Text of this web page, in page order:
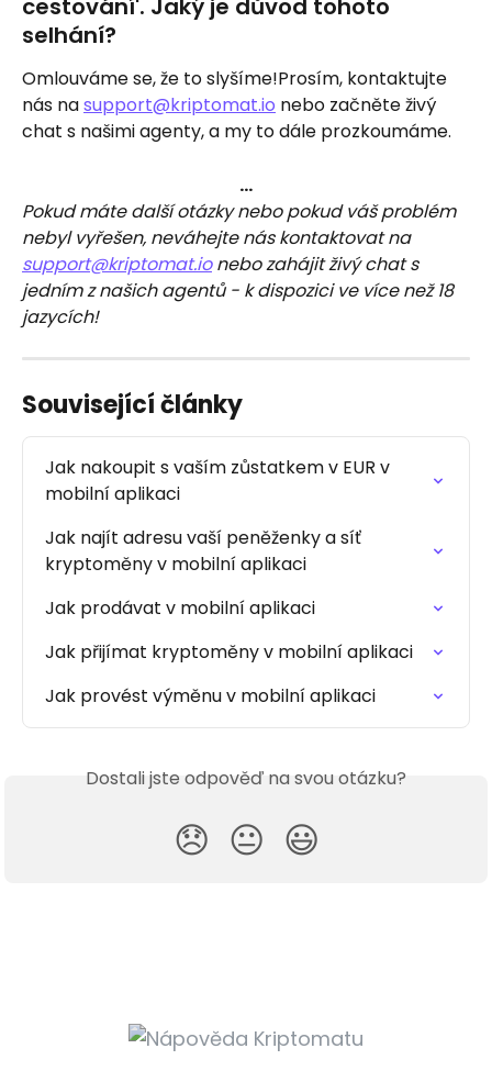
cestování'. Jaký je důvod tohoto
selhání?
Omlouváme se, že to slyšíme!Prosím, kontaktujte
nás na support@kriptomat.io nebo začněte živý
chat s našimi agenty, a my to dále prozkoumáme.
…
Pokud máte další otázky nebo pokud váš problém
nebyl vyřešen, neváhejte nás kontaktovat na
support@kriptomat.io nebo zahájit živý chat s
jedním z našich agentů - k dispozici ve více než 18
jazycích!
Související články
Jak nakoupit s vaším zůstatkem v EUR v
mobilní aplikaci
Jak najít adresu vaší peněženky a síť
kryptoměny v mobilní aplikaci
Jak prodávat v mobilní aplikaci
Jak přijímat kryptoměny v mobilní aplikaci
Jak provést výměnu v mobilní aplikaci
Dostali jste odpověď na svou otázku?
😞 😐 😃